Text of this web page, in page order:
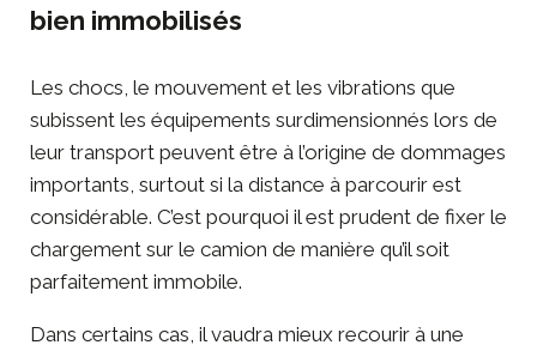
bien immobilisés
Les chocs, le mouvement et les vibrations que
subissent les équipements surdimensionnés lors de
leur transport peuvent être à l’origine de dommages
importants, surtout si la distance à parcourir est
considérable. C’est pourquoi il est prudent de fixer le
chargement sur le camion de manière qu’il soit
parfaitement immobile.
Dans certains cas, il vaudra mieux recourir à une